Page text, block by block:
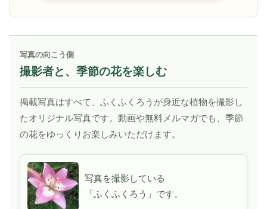
写真の向こう側
撮影者と、季節の花を楽しむ
掲載写真はすべて、ふくふくろうが身近な植物を撮影し
たオリジナル写真です。動画や無料メルマガでも、季節
の花をゆっくりお楽しみいただけます。
写真を撮影している
「ふくふくろう」です。